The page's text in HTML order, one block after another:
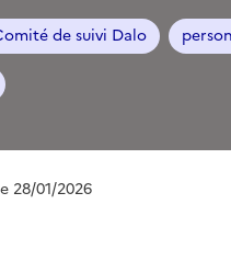
de suivi Dalo
28/01/2026